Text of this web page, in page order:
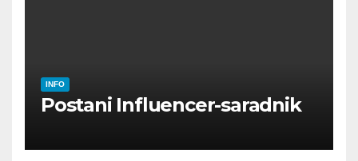
INFO
Postani Influencer-saradnik